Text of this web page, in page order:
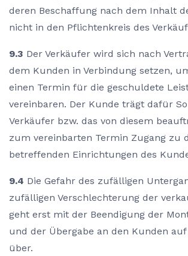
deren Beschaffung nach dem Inhalt
nicht in den Pflichtenkreis des
9.3 Der Verkäufer wird sich nach
dem Kunden in Verbindung setzen,
einen Termin für die geschuldete
vereinbaren. Der Kunde trägt dafür
Verkäufer bzw. das von diesem
zum vereinbarten Termin Zugang zu
betreffenden Einrichtungen des
9.4 Die Gefahr des zufälligen
zufälligen Verschlechterung der
geht erst mit der Beendigung der
und der Übergabe an den Kunden
über.